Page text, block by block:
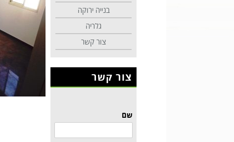
בנייה ירוקה
גלריה
צור קשר
צור קשר
שם